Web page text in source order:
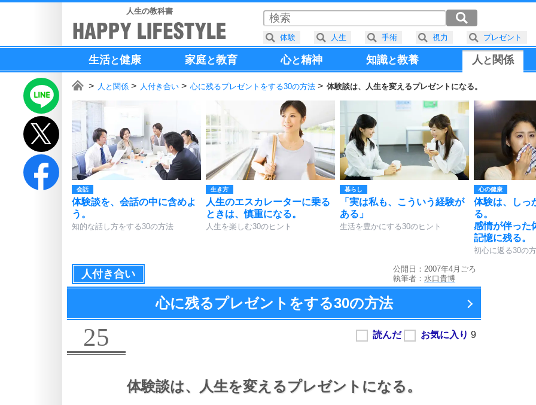
人生の教科書
生活と健康 家庭と教育 心と精神 知識と教養 人と 関係
人と関係 人付き合い 心に残るプレゼントをする30の方法 体験談は、人生を変えるプレゼントになる。
会話
体験談を、会話の中に含めよ
う。
知的な話し方をする30の方法
生き方
人生のエスカレーターに乗る
ときは、慎重になる。
人生を楽しむ30のヒント
暮らし
「実は私も、こういう経験が
ある」
生活を豊かにする30のヒント
心の健康
体験は、しっ
る。
感情が伴った
記憶に残る。
初心に返る30の
人付き合い
公開日：2007年4月ごろ
執筆者： 水口貴博
心に残るプレゼントをする30の方法
25
体験談は、 人生を変えるプレゼントになる。
体験 人生 手術 視力 プレゼント